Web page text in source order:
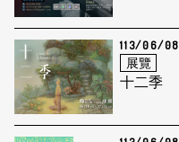
113/06/08
展覽
十二季